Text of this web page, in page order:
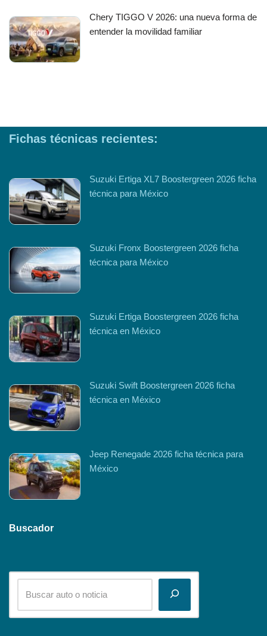
Chery TIGGO V 2026: una nueva forma de
entender la movilidad familiar
Fichas técnicas recientes:
Suzuki Ertiga XL7 Boostergreen 2026 ficha
técnica para México
Suzuki Fronx Boostergreen 2026 ficha
técnica para México
Suzuki Ertiga Boostergreen 2026 ficha
técnica en México
Suzuki Swift Boostergreen 2026 ficha
técnica en México
Jeep Renegade 2026 ficha técnica para
México
Buscador